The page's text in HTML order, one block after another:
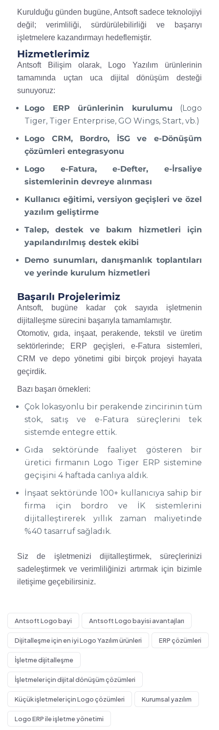
Kurulduğu günden bugüne, Antsoft sadece teknolojiyi
değil; verimliliği, sürdürülebilirliği ve başarıyı
işletmelere kazandırmayı hedeflemiştir.
Hizmetlerimiz
Antsoft Bilişim olarak, Logo Yazılım ürünlerinin
tamamında uçtan uca dijital dönüşüm desteği
sunuyoruz:
Logo ERP ürünlerinin kurulumu (Logo
Tiger, Tiger Enterprise, GO Wings, Start, vb.)
Logo CRM, Bordro, İSG ve e-Dönüşüm
çözümleri entegrasyonu
Logo e-Fatura, e-Defter, e-İrsaliye
sistemlerinin devreye alınması
Kullanıcı eğitimi, versiyon geçişleri ve özel
yazılım geliştirme
Talep, destek ve bakım hizmetleri için
yapılandırılmış destek ekibi
Demo sunumları, danışmanlık toplantıları
ve yerinde kurulum hizmetleri
Başarılı Projelerimiz
Antsoft, bugüne kadar çok sayıda işletmenin
dijitalleşme sürecini başarıyla tamamlamıştır.
Otomotiv, gıda, inşaat, perakende, tekstil ve üretim
sektörlerinde; ERP geçişleri, e-Fatura sistemleri,
CRM ve depo yönetimi gibi birçok projeyi hayata
geçirdik.
Bazı başarı örnekleri:
Çok lokasyonlu bir perakende zincirinin tüm
stok, satış ve e-Fatura süreçlerini tek
sistemde entegre ettik.
Gıda sektöründe faaliyet gösteren bir
üretici firmanın Logo Tiger ERP sistemine
geçişini 4 haftada canlıya aldık.
İnşaat sektöründe 100+ kullanıcıya sahip bir
firma için bordro ve İK sistemlerini
dijitalleştirerek yıllık zaman maliyetinde
%40 tasarruf sağladık.
Siz de işletmenizi dijitalleştirmek, süreçlerinizi
sadeleştirmek ve verimliliğinizi artırmak için bizimle
iletişime geçebilirsiniz.
Antsoft Logo bayi Antsoft Logo bayisi avantajları
Dijitalleşme için en iyi Logo Yazılım ürünleri ERP çözümleri
İşletme dijitalleşme
İşletmeler için dijital dönüşüm çözümleri
Küçük işletmeler için Logo çözümleri Kurumsal yazılım
Logo ERP ile işletme yönetimi